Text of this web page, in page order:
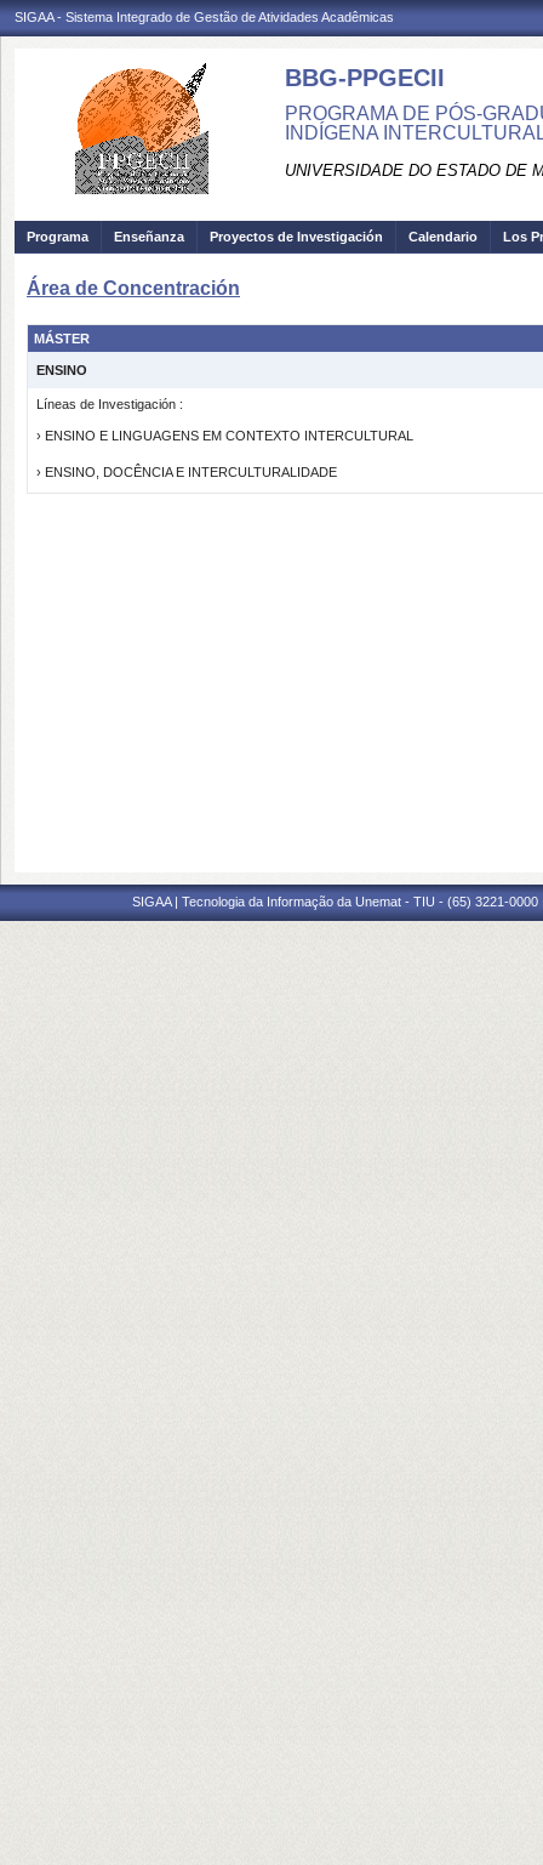
SIGAA - Sistema Integrado de Gestão de Atividades Acadêmicas
BBG-PPGECII
PROGRAMA DE PÓS-
INDÍGENA
UNIVERSIDADE DO ESTADO DE
Programa Enseñanza Proyectos de Investigación Calendario Los
Área de Concentración
MÁSTER
ENSINO
Líneas de Investigación :
› ENSINO E LINGUAGENS EM CONTEXTO INTERCULTURAL
› ENSINO, DOCÊNCIA E INTERCULTURALIDADE
SIGAA | Tecnologia da Informação da Unemat - TIU - (65) 3221-